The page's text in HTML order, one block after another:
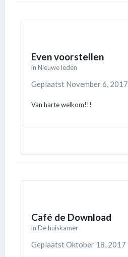
Even voorstellen
in Nieuwe leden
Geplaatst November 6, 2017
Van harte welkom!!!
Café de Download
in De huiskamer
GeplaatstOktober 18, 2017